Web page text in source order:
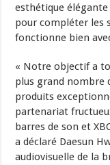
esthétique
pour compléter les
fonctionne bien
« Notre objectif a
plus grand nombre
produits
partenariat
barres de son et
a déclaré Daesun
audiovisuelle de la